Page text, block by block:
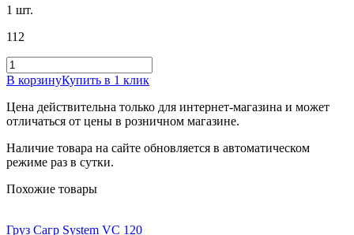
1 шт.
112
В корзинуКупить в 1 клик
Цена действительна только для интернет-магазина и может
отличаться от цены в розничном магазине.
Наличие товара на сайте обновляется в автоматическом
режиме раз в сутки.
Похожие товары
Груз Сагр System VC 120